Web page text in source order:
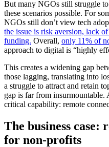
But many NGOs still struggle
these scenarios possible. For
NGOs still don’t view tech
the issue is risk aversion, lack
funding. Overall, only 11% of
approach to digital is “highly
This creates a widening gap
those lagging, translating into
a struggle to attract and retain
gap is far from
critical capability: remote
The business case:
for non-profits